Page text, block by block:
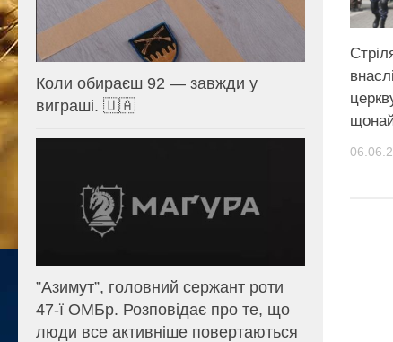
Коли обираєш 92 — завжди у
виграші. 🇺🇦
⁨”Азимут”, головний сержант роти
47-ї ОМБр. Розповідає про те, що
люди все активніше повертаються